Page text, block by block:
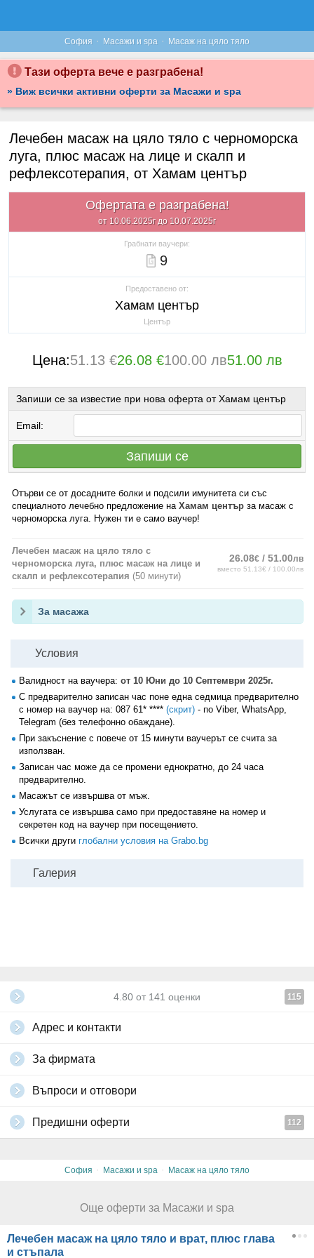
София · Масажи и spa · Масаж на цяло тяло
Тази оферта вече е разграбена!
» Виж всички активни оферти за Масажи и spa
Лечебен масаж на цяло тяло с черноморска
луга, плюс масаж на лице и скалп и
рефлексотерапия, от Хамам център
Офертата е разграбена!
от 10.06.2025г до 10.07.2025г
Грабнати ваучери:
9
Предоставено от:
Хамам център
Център
Цена:51.13 €26.08 €100.00 лв51.00 лв
Запиши се за известие при нова оферта от Хамам център
Email:
Запиши се
Отърви се от досадните болки и подсили имунитета си със
специалното лечебно предложение на Хамам център за масаж с
черноморска луга. Нужен ти е само ваучер!
Лечебен масаж на цяло тяло с
черноморска луга, плюс масаж на лице и
скалп и рефлексотерапия (50 минути)
26.08€ / 51.00лв
вместо 51.13€ / 100.00лв
За масажа
Условия
Валидност на ваучера: от 10 Юни до 10 Септември 2025г.
С предварително записан час поне една седмица предварително
с номер на ваучер на: 087 61* **** (скрит) - по Viber, WhatsApp,
Telegram (без телефонно обаждане).
При закъснение с повече от 15 минути ваучерът се счита за
използван.
Записан час може да се промени еднократно, до 24 часа
предварително.
Масажът се извършва от мъж.
Услугата се извършва само при предоставяне на номер и
секретен код на ваучер при посещението.
Всички други глобални условия на Grabo.bg
Галерия
4.80 от 141 оценки 115
Адрес и контакти
За фирмата
Въпроси и отговори
Предишни оферти 112
София · Масажи и spa · Масаж на цяло тяло
Още оферти за Масажи и spa
Лечебен масаж на цяло тяло и врат, плюс глава
и стъпала